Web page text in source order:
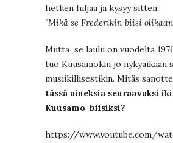
hetken hiljaa ja kysyy sitten:
”Mikä se Frederikin biisi
Mutta se laulu on vuodelta
tuo Kuusamokin jo nykyaikaan
musiikillisestikin. Mitäs
tässä aineksia seuraavaksi
Kuusamo-biisiksi?
https://www.youtube.com/